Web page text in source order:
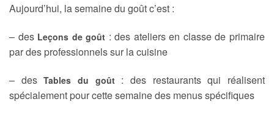
Aujourd’hui, la semaine du goût c’est :
– des Leçons de goût : des ateliers en classe de primaire
par des professionnels sur la cuisine
– desTables du goût : des restaurants qui réalisent
spécialement pour cette semaine des menus spécifiques